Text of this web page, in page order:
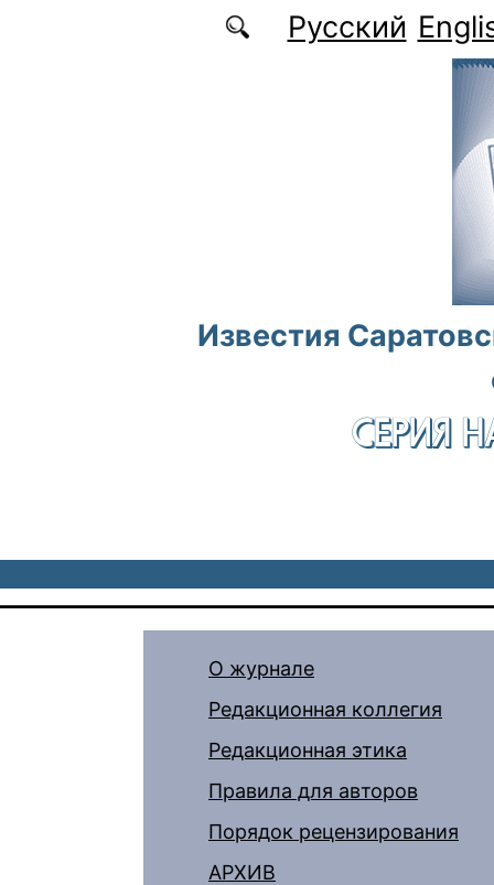
Перейти к основному содержаниюРусский
Известия
СЕРИЯ
О журнале
Редакционная коллегия
Редакционная этика
Правила для авторов
Порядок рецензирования
АРХИВ